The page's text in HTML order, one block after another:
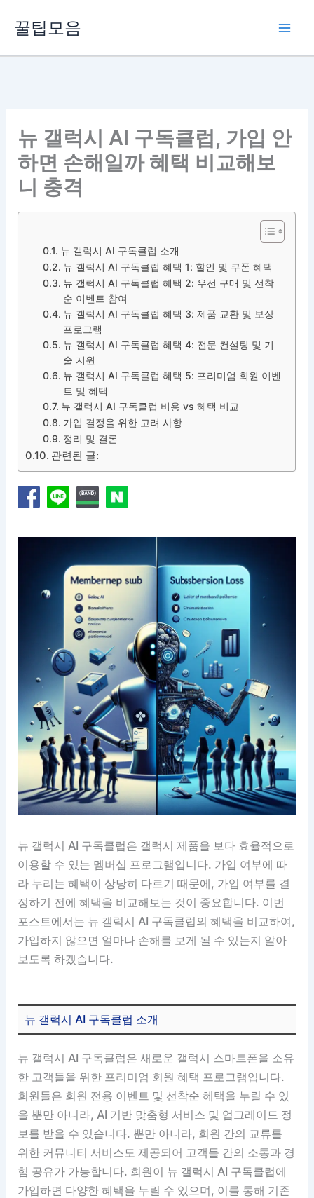
꿀팁모음
뉴 갤럭시 AI 구독클럽, 가입 안
하면 손해일까 혜택 비교해보
니 충격
뉴 갤럭시 AI 구독클럽 소개
뉴 갤럭시 AI 구독클럽 혜택 1: 할인 및 쿠폰 혜택
뉴 갤럭시 AI 구독클럽 혜택 2: 우선 구매 및 선착
순 이벤트 참여
뉴 갤럭시 AI 구독클럽 혜택 3: 제품 교환 및 보상
프로그램
뉴 갤럭시 AI 구독클럽 혜택 4: 전문 컨설팅 및 기
술 지원
뉴 갤럭시 AI 구독클럽 혜택 5: 프리미엄 회원 이벤
트 및 혜택
뉴 갤럭시 AI 구독클럽 비용 vs 혜택 비교
가입 결정을 위한 고려 사항
정리 및 결론
관련된 글:
뉴 갤럭시 AI 구독클럽은 갤럭시 제품을 보다 효율적으로
이용할 수 있는 멤버십 프로그램입니다. 가입 여부에 따
라 누리는 혜택이 상당히 다르기 때문에, 가입 여부를 결
정하기 전에 혜택을 비교해보는 것이 중요합니다. 이번
포스트에서는 뉴 갤럭시 AI 구독클럽의 혜택을 비교하여,
가입하지 않으면 얼마나 손해를 보게 될 수 있는지 알아
보도록 하겠습니다.
뉴 갤럭시 AI 구독클럽 소개
뉴 갤럭시 AI 구독클럽은 새로운 갤럭시 스마트폰을 소유
한 고객들을 위한 프리미엄 회원 혜택 프로그램입니다.
회원들은 회원 전용 이벤트 및 선착순 혜택을 누릴 수 있
을 뿐만 아니라, AI 기반 맞춤형 서비스 및 업그레이드 정
보를 받을 수 있습니다. 뿐만 아니라, 회원 간의 교류를
위한 커뮤니티 서비스도 제공되어 고객들 간의 소통과 경
험 공유가 가능합니다. 회원이 뉴 갤럭시 AI 구독클럽에
가입하면 다양한 혜택을 누릴 수 있으며, 이를 통해 기존